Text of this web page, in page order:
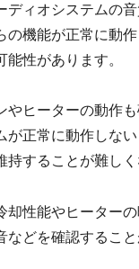
ディオシステムの
の機能が正常に動
能性があります。
やヒーターの動作も
が正常に動作しな
持することが難しく
却性能やヒーター
などを確認すること